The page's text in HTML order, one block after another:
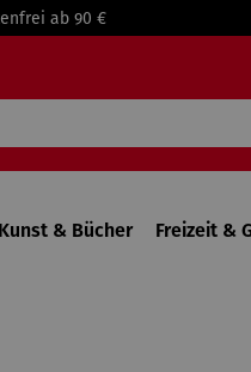
ab 90 €
Kunst & Bücher Freizeit &